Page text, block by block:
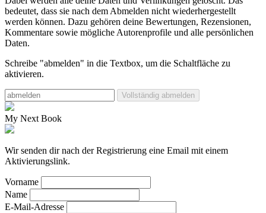
bedeutet, dass sie nach dem Abmelden nicht wiederhergestellt
werden können. Dazu gehören deine Bewertungen, Rezensionen,
Kommentare sowie mögliche Autorenprofile und alle persönlichen
Daten.
Schreibe "abmelden" in die Textbox, um die Schaltfläche zu
aktivieren.
Vollständig abmelden
My Next Book
Wir senden dir nach der Registrierung eine Email mit einem
Aktivierungslink.
Vorname
Name
E-Mail-Adresse